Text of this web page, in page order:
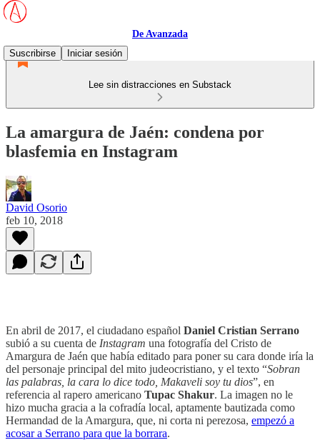
De Avanzada
Suscribirse
Iniciar sesión
Lee sin distracciones en Substack
La amargura de Jaén: condena por
blasfemia en Instagram
David Osorio
feb 10, 2018
En abril de 2017, el ciudadano español Daniel Cristian Serrano
subió a su cuenta de Instagram una fotografía del Cristo de
Amargura de Jaén que había editado para poner su cara donde iría la
del personaje principal del mito judeocristiano, y el texto “Sobran
las palabras, la cara lo dice todo, Makaveli soy tu dios”, en
referencia al rapero americano Tupac Shakur. La imagen no le
hizo mucha gracia a la cofradía local, aptamente bautizada como
Hermandad de la Amargura, que, ni corta ni perezosa, empezó a
acosar a Serrano para que la borrara.